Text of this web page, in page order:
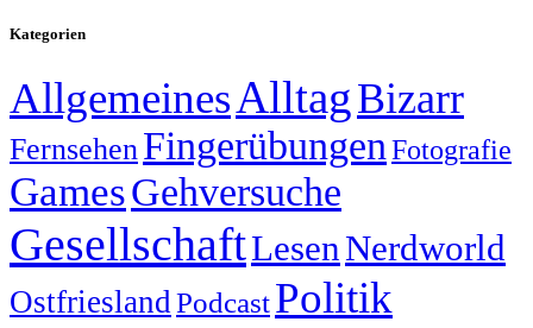
Kategorien
AllgemeinesAlltagBizarr
FernsehenFingerübungenFotografie
GamesGehversuche
GesellschaftLesenNerdworld
OstfrieslandPodcastPolitik